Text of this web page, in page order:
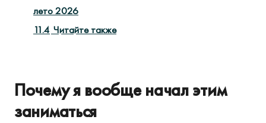
лето 2026
11.4 Читайте также
Почему я вообще начал этим
заниматься